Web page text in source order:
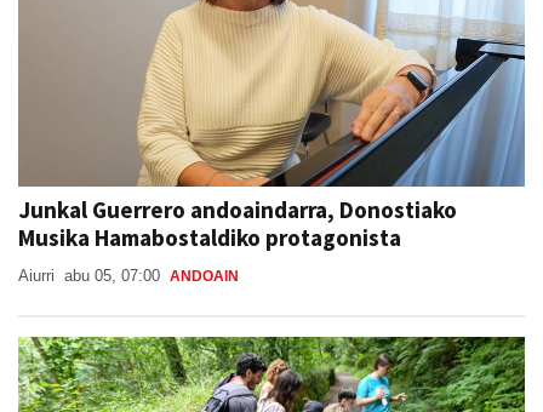
Junkal Guerrero andoaindarra, Donostiako
Musika Hamabostaldiko protagonista
Aiurri abu 05, 07:00 ANDOAIN